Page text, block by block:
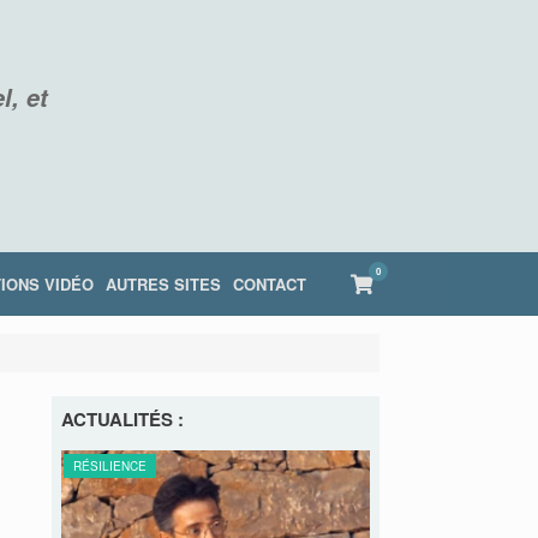
et
VIDÉO AUTRES SITES CONTACT View
shopping
cart
0
ACTUALITÉS :
RÉSILIENCE